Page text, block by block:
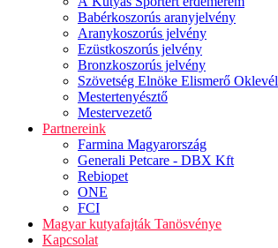
Babérkoszorús aranyjelvény
Aranykoszorús jelvény
Ezüstkoszorús jelvény
Bronzkoszorús jelvény
Szövetség Elnöke Elismerő Oklevél
Mestertenyésztő
Mestervezető
Partnereink
Farmina Magyarország
Generali Petcare - DBX Kft
Rebiopet
ONE
FCI
Magyar kutyafajták Tanösvénye
Kapcsolat